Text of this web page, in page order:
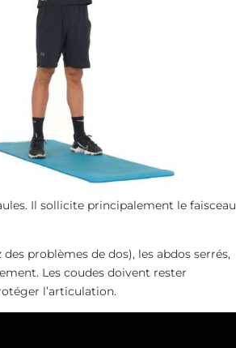
Il sollicite principalement le faisceau
problèmes de dos), les abdos serrés,
Les coudes doivent rester
l’articulation.